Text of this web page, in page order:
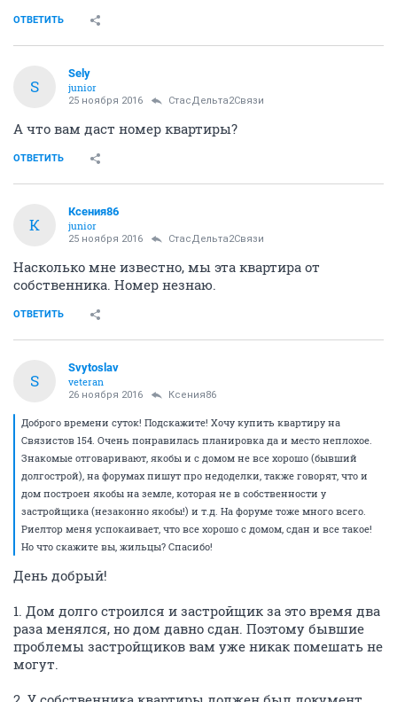
ОТВЕТИТЬ
S
Sely
junior
25 ноября 2016 СтасДельта2Связи
А что вам даст номер квартиры?
ОТВЕТИТЬ
К
Ксения86
junior
25 ноября 2016 СтасДельта2Связи
Насколько мне известно, мы эта квартира от
собственника. Номер незнаю.
ОТВЕТИТЬ
S
Svytoslav
veteran
26 ноября 2016 Ксения86
Доброго времени суток! Подскажите! Хочу купить квартиру на
Связистов 154. Очень понравилась планировка да и место неплохое.
Знакомые отговаривают, якобы и с домом не все хорошо (бывший
долгострой), на форумах пишут про недоделки, также говорят, что и
дом построен якобы на земле, которая не в собственности у
застройщика (незаконно якобы!) и т.д. На форуме тоже много всего.
Риелтор меня успокаивает, что все хорошо с домом, сдан и все такое!
Но что скажите вы, жильцы? Спасибо!
День добрый!
1. Дом долго строился и застройщик за это время два
раза менялся, но дом давно сдан. Поэтому бывшие
проблемы застройщиков вам уже никак помешать не
могут.